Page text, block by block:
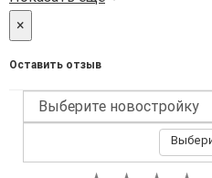
×
Оставить отзыв